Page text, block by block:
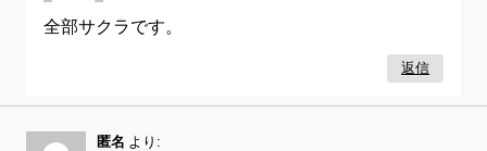
全部サクラです。
返信
匿名 より: